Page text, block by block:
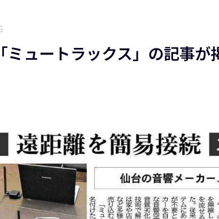
ミュートラックス」の記事が